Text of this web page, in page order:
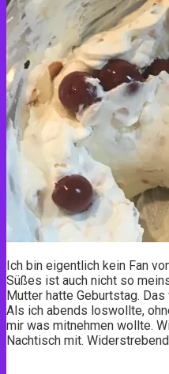
Ich bin eigentlich kein Fan
Süßes ist auch nicht so
Mutter hatte Geburtstag.
Als ich abends loswollte,
mir was mitnehmen wollte.
Nachtisch mit.